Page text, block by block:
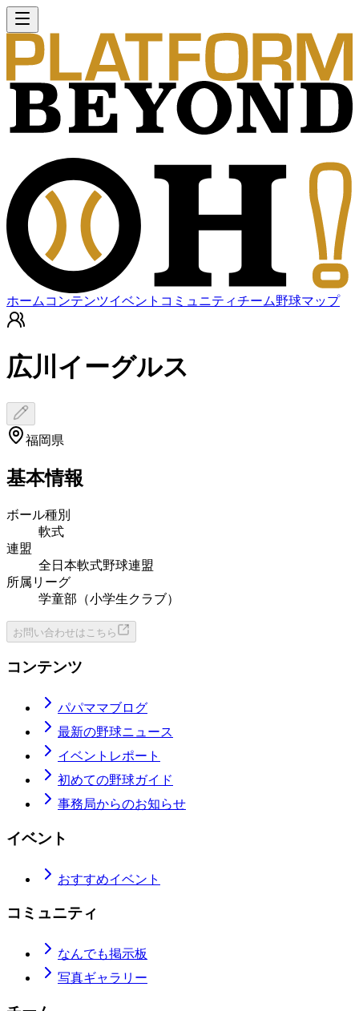
ホーム コンテンツイベント コミュニティチーム野球マップ
広川イーグルス
福岡県
基本情報
ボール種別
軟式
連盟
全日本軟式野球連盟
所属リーグ
学童部（小学生クラブ）
お問い合わせはこちら
コンテンツ
パパママブログ
最新の野球ニュース
イベントレポート
初めての野球ガイド
事務局からのお知らせ
イベント
おすすめイベント
コミュニティ
なんでも掲示板
写真ギャラリー